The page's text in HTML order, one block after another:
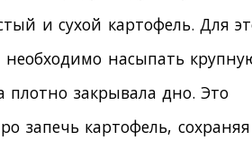
и сухой картофель. Для
насыпать
плотно закрывала дно. Это
запечь картофель,